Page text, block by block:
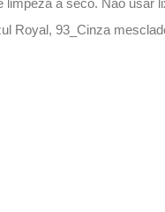
a seco. Não
Royal, 93_Cinza